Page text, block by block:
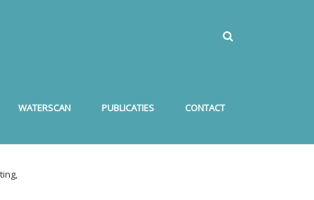
WATERSCAN PUBLICATIES CONTACT